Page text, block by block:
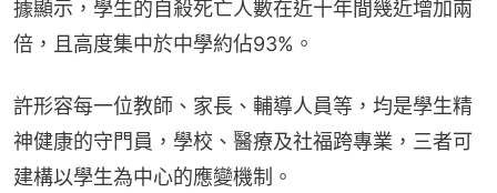
據顯示，學生的自殺死亡人數在近十年間幾近增加兩
倍，且高度集中於中學約佔93%。
許形容每一位教師、家長、輔導人員等，均是學生精
神健康的守門員，學校、醫療及社福跨專業，三者可
建構以學生為中心的應變機制。